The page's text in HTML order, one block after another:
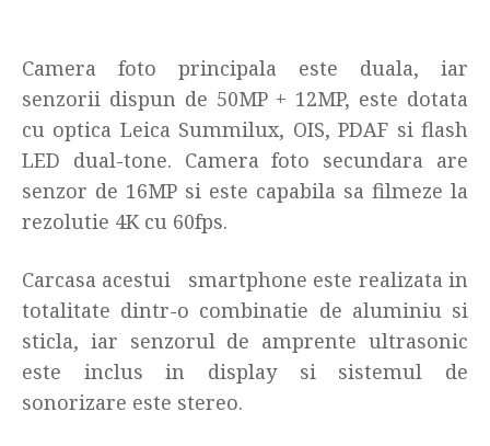
Camera foto principala este duala, iar
senzorii dispun de 50MP + 12MP, este dotata
cu optica Leica Summilux, OIS, PDAF si flash
LED dual-tone. Camera foto secundara are
senzor de 16MP si este capabila sa filmeze la
rezolutie 4K cu 60fps.
Carcasa acestui smartphone este realizata in
totalitate dintr-o combinatie de aluminiu si
sticla, iar senzorul de amprente ultrasonic
este inclus in display si sistemul de
sonorizare este stereo.